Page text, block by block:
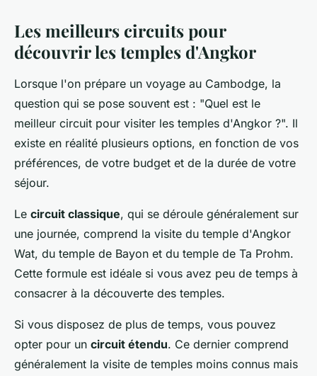
Les meilleurs circuits pour
découvrir les temples d'Angkor
Lorsque l'on prépare un voyage au Cambodge, la
question qui se pose souvent est : "Quel est le
meilleur circuit pour visiter les temples d'Angkor ?". Il
existe en réalité plusieurs options, en fonction de vos
préférences, de votre budget et de la durée de votre
séjour.
Le circuit classique, qui se déroule généralement sur
une journée, comprend la visite du temple d'Angkor
Wat, du temple de Bayon et du temple de Ta Prohm.
Cette formule est idéale si vous avez peu de temps à
consacrer à la découverte des temples.
Si vous disposez de plus de temps, vous pouvez
opter pour un circuit étendu. Ce dernier comprend
généralement la visite de temples moins connus mais